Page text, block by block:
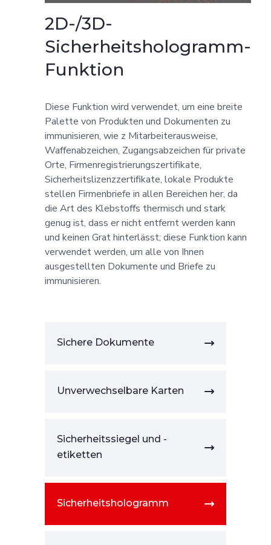
2D-/3D-
Sicherheitshologramm-
Funktion
Diese Funktion wird verwendet, um eine breite
Palette von Produkten und Dokumenten zu
immunisieren, wie z Mitarbeiterausweise,
Waffenabzeichen, Zugangsabzeichen für private
Orte, Firmenregistrierungszertifikate,
Sicherheitslizenzzertifikate, lokale Produkte
stellen Firmenbriefe in allen Bereichen her, da
die Art des Klebstoffs thermisch und stark
genug ist, dass er nicht entfernt werden kann
und keinen Grat hinterlässt; diese Funktion kann
verwendet werden, um alle von Ihnen
ausgestellten Dokumente und Briefe zu
immunisieren.
Sichere Dokumente
Unverwechselbare Karten
Sicherheitssiegel und -
etiketten
Sicherheitshologramm